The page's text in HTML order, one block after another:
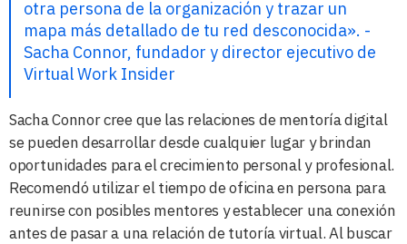
otra persona de la organización y trazar un
mapa más detallado de tu red desconocida». -
Sacha Connor, fundador y director ejecutivo de
Virtual Work Insider
Sacha Connor cree que las relaciones de mentoría digital
se pueden desarrollar desde cualquier lugar y brindan
oportunidades para el crecimiento personal y profesional.
Recomendó utilizar el tiempo de oficina en persona para
reunirse con posibles mentores y establecer una conexión
antes de pasar a una relación de tutoría virtual. Al buscar